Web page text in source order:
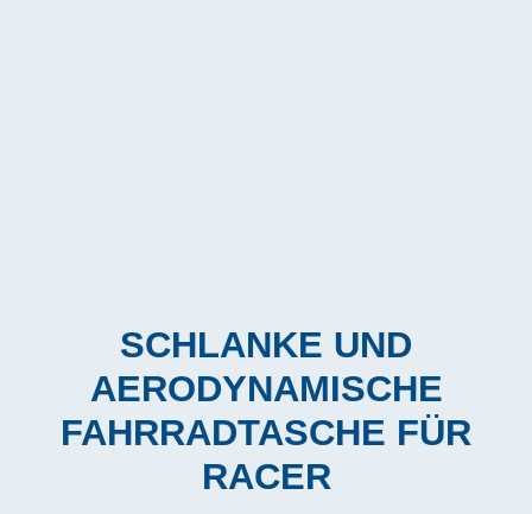
SCHLANKE UND
AERODYNAMISCHE
FAHRRADTASCHE FÜR
RACER